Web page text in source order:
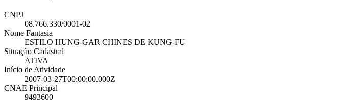
CNPJ
08.766.330/0001-02
Nome Fantasia
ESTILO HUNG-GAR CHINES DE KUNG-FU
Situação Cadastral
ATIVA
Início de Atividade
2007-03-27T00:00:00.000Z
CNAE Principal
9493600